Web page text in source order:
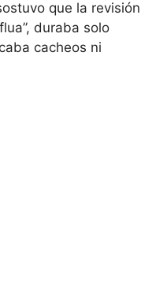
que la revisión
duraba solo
cacheos ni